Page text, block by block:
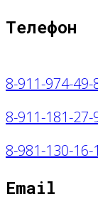
Телефон
8-911-974-49-
8-911-181-27-
8-981-130-16-
Email